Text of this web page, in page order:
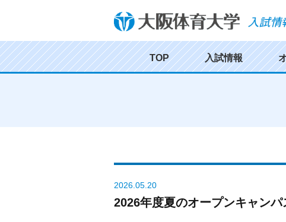
TOP 入試情報
2026.05.20
2026年度夏のオープンキャン